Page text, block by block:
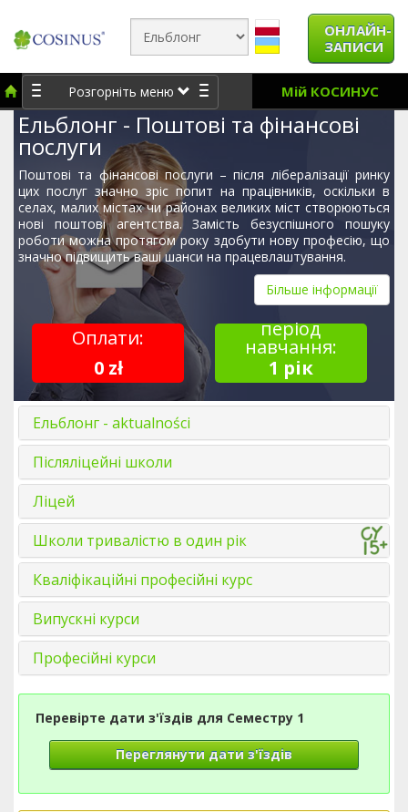
ОНЛАЙН-
ЗАПИСИ
Розгорніть меню Мій КОСИНУС
Ельблонг - Поштові та фінансові
послуги
Поштові та фінансові послуги – після лібералізації ринку
цих послуг значно зріс попит на працівників, оскільки в
селах, малих містах чи районах великих міст створюються
нові поштові агентства. Замість безуспішного пошуку
роботи можна протягом року здобути нову професію, що
значно підвищить ваші шанси на працевлаштування.
Більше інформації
Оплати:
0 zł
період
навчання:
1 рік
Ельблонг - aktualności
Післяліцейні школи
Ліцей
Школи тривалістю в один рік
Кваліфікаційні професійні курс
Випускні курси
Професійні курси
Перевірте дати з'їздів для Семестру 1
Переглянути дати з'їздів